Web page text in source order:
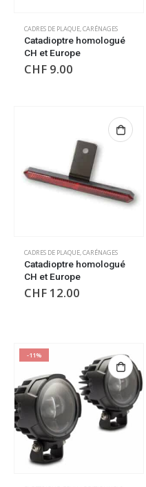
CADRES DE PLAQUE,CARÉNAGES
Catadioptre homologué
CH et Europe
CHF 9.00
CADRES DE PLAQUE,CARÉNAGES
Catadioptre homologué
CH et Europe
CHF 12.00
-11%